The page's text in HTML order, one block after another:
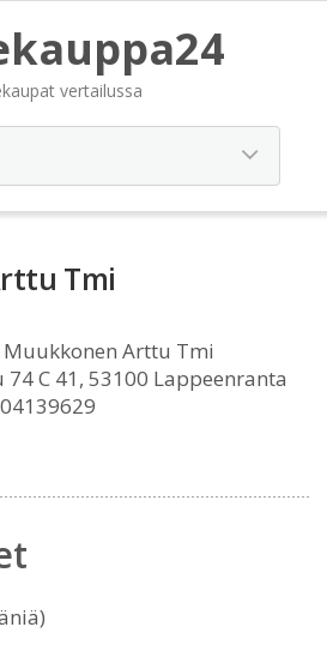
vertailussa
Tmi
Muukkonen Arttu Tmi
C 41, 53100 Lappeenranta